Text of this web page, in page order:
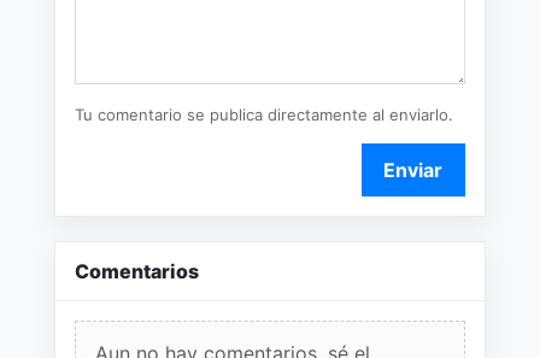
Tu comentario se publica directamente al enviarlo.
Enviar
Comentarios
Aun no hay comentarios, sé el